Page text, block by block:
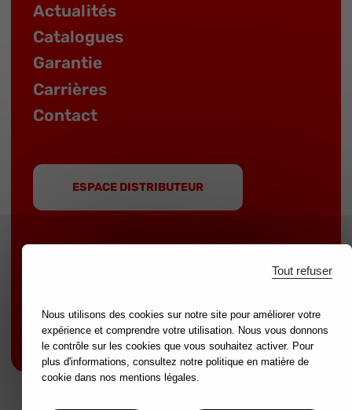
Actualités
Catalogues
Garantie
Carrières
Contact
ESPACE DISTRIBUTEUR
Marques partenaires : mondelin.fr-leborgne.fr
Mentions légales
Nous utilisons des cookies sur notre site pour améliorer votre
expérience et comprendre votre utilisation. Nous vous donnons
le contrôle sur les cookies que vous souhaitez activer. Pour
plus d'informations, consultez notre politique en matière de
cookie dans nos mentions légales.
Tout refuser